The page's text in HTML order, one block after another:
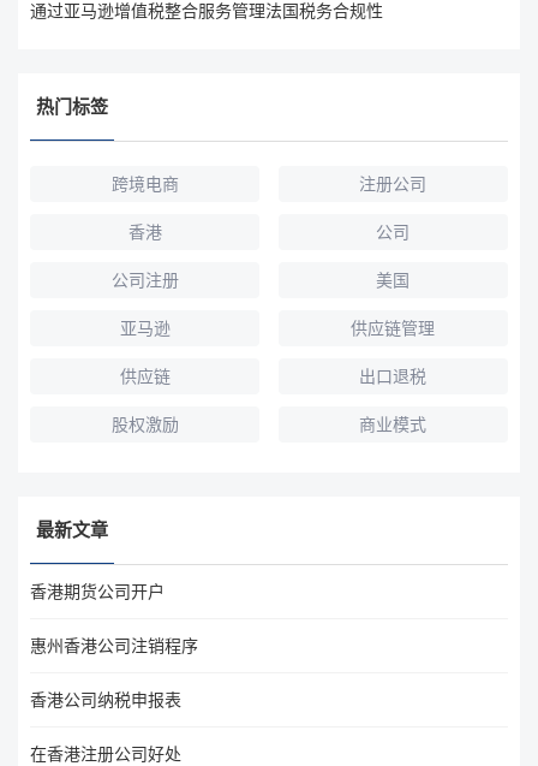
通过亚马逊增值税整合服务管理法国税务合规性
热门标签
跨境电商 注册公司
香港 公司
公司注册 美国
亚马逊 供应链管理
供应链 出口退税
股权激励 商业模式
最新文章
香港期货公司开户
惠州香港公司注销程序
香港公司纳税申报表
在香港注册公司好处